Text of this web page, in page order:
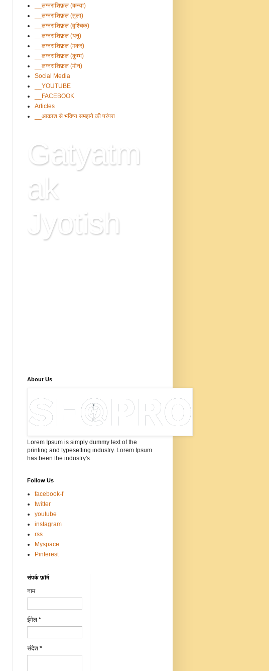
__लग्नराशिफ़ल (कन्या)
__लग्नराशिफ़ल (तुला)
__लग्नराशिफ़ल (वृश्चिक)
__लग्नराशिफ़ल (धनु)
__लग्नराशिफ़ल (मकर)
__लग्नराशिफ़ल (कुम्भ)
__लग्नराशिफ़ल (मीन)
Social Media
__YOUTUBE
__FACEBOOK
Articles
__आकाश से भविष्य समझने की परंपरा
Gatyatm
ak
Jyotish
About Us
Lorem Ipsum is simply dummy text of the
printing and typesetting industry. Lorem Ipsum
has been the industry's.
Follow Us
facebook-f
twitter
youtube
instagram
rss
Myspace
Pinterest
संपर्क फ़ॉर्म
नाम
ईमेल *
संदेश *